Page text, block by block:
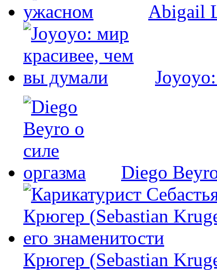
Abigail
Diego
Крюгер (Sebastian